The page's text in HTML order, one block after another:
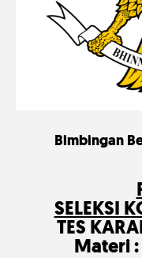
Bimbingan
SELEKSI
TES
Materi